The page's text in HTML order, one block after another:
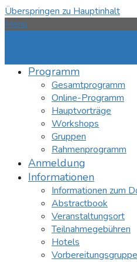
Überspringen zu Hauptinhalt
Menü
Programm
Gesamtprogramm
Online-Programm
Hauptvorträge
Workshops
Gruppen
Rahmenprogramm
Anmeldung
Informationen
Informationen zum
Abstractbook
Veranstaltungsort
Teilnahmegebühren
Hotels
Vorbereitungsgruppe